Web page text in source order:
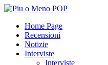
Home Page
Recensioni
Notizie
Interviste
Interviste